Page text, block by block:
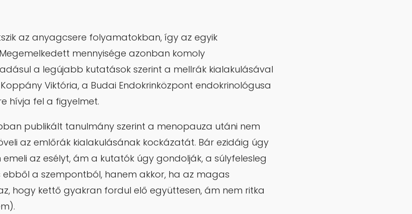
az anyagcsere folyamatokban, így az egyik
mennyisége azonban komoly
a legújabb kutatások szerint a mellrák kialakulásával
Viktória, a Budai Endokrinközpont endokrinológusa
hívja fel a figyelmet.
publikált tanulmány szerint a menopauza utáni nem
az emlőrák kialakulásának kockázatát. Bár ezidáig úgy
az esélyt, ám a kutatók úgy gondolják, a súlyfelesleg
a szempontból, hanem akkor, ha az magas
hogy kettő gyakran fordul elő együttesen, ám nem ritka